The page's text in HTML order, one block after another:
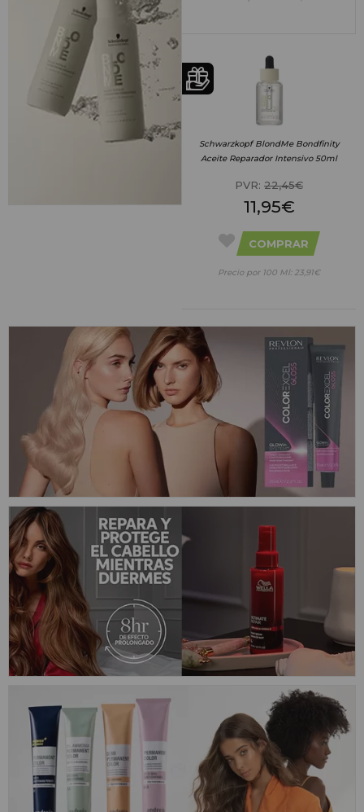
Schwarzkopf BlondMe Bondfinity
Aceite Reparador Intensivo 50ml
PVR: 22,45€
11,95€
COMPRAR
Precio por 100 Ml: 23,91€